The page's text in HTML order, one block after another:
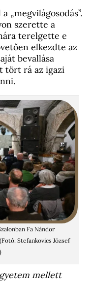
„megvilágosodás”.
szerette a
terelgette e
elkezdte az
bevallása
tört rá az igazi
Fa Nándor
Stefankovics József
mellett